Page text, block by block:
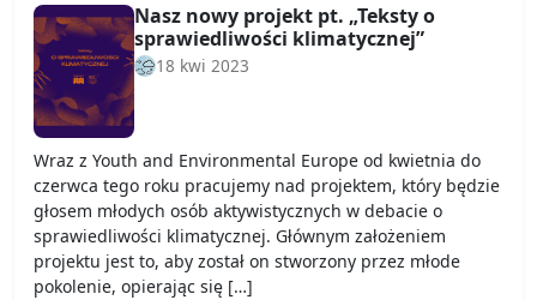
Nasz nowy projekt pt. „Teksty o
sprawiedliwości klimatycznej”
18 kwi 2023
Wraz z Youth and Environmental Europe od kwietnia do
czerwca tego roku pracujemy nad projektem, który będzie
głosem młodych osób aktywistycznych w debacie o
sprawiedliwości klimatycznej. Głównym założeniem
projektu jest to, aby został on stworzony przez młode
pokolenie, opierając się […]